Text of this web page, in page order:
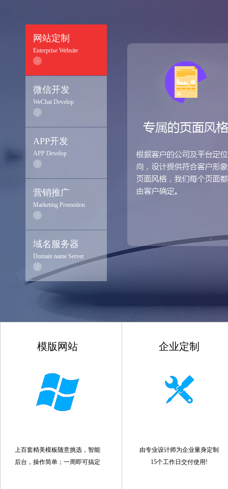
网站定制
Enterprise Website
微信开发
WeChat Develop
APP开发
APP Develop
营销推广
Marketing Promotion
域名服务器
Domain name Server
模版网站
上百套精美模板随意挑选，智能
后台，操作简单；一周即可搞定
企业定制
由专业设计师为企业量身定制
15个工作日交付使用!